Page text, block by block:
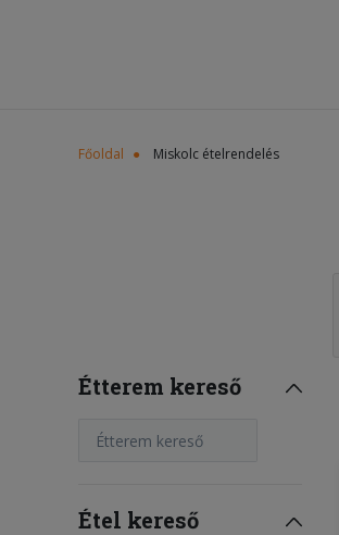
Főoldal Miskolc ételrendelés
Étterem kereső
Étterem kereső
Étel kereső